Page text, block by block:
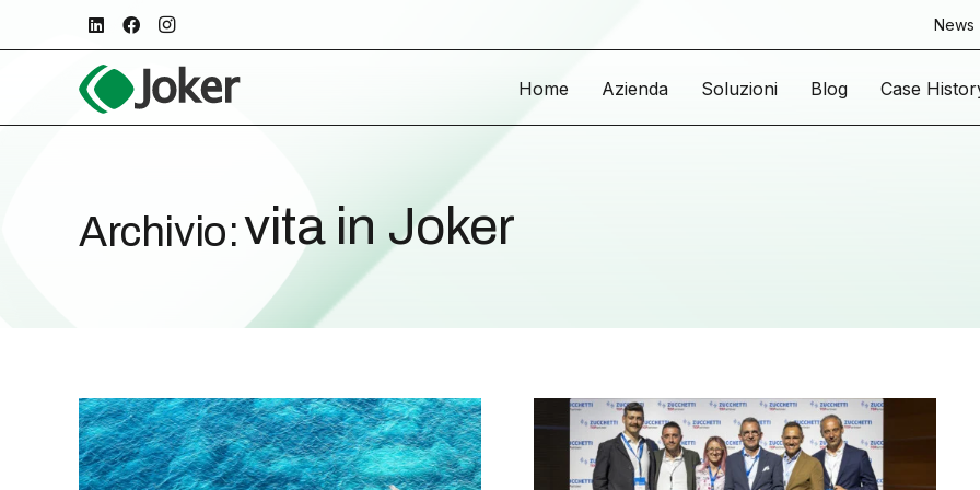
News
Home Azienda Soluzioni Blog Case
Archivio:vita in Joker